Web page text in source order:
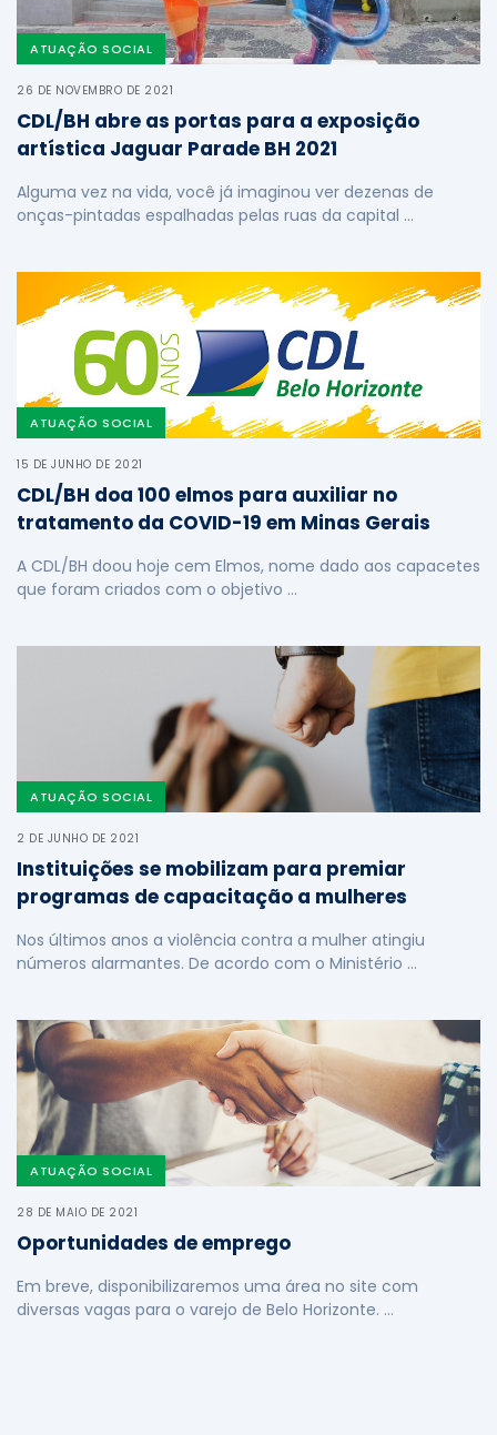
ATUAÇÃO SOCIAL
26 DE NOVEMBRO DE 2021
CDL/BH abre as portas para a exposição
artística Jaguar Parade BH 2021
Alguma vez na vida, você já imaginou ver dezenas de
onças-pintadas espalhadas pelas ruas da capital …
ATUAÇÃO SOCIAL
15 DE JUNHO DE 2021
CDL/BH doa 100 elmos para auxiliar no
tratamento da COVID-19 em Minas Gerais
A CDL/BH doou hoje cem Elmos, nome dado aos capacetes
que foram criados com o objetivo …
ATUAÇÃO SOCIAL
2 DE JUNHO DE 2021
Instituições se mobilizam para premiar
programas de capacitação a mulheres
Nos últimos anos a violência contra a mulher atingiu
números alarmantes. De acordo com o Ministério …
ATUAÇÃO SOCIAL
28 DE MAIO DE 2021
Oportunidades de emprego
Em breve, disponibilizaremos uma área no site com
diversas vagas para o varejo de Belo Horizonte. …